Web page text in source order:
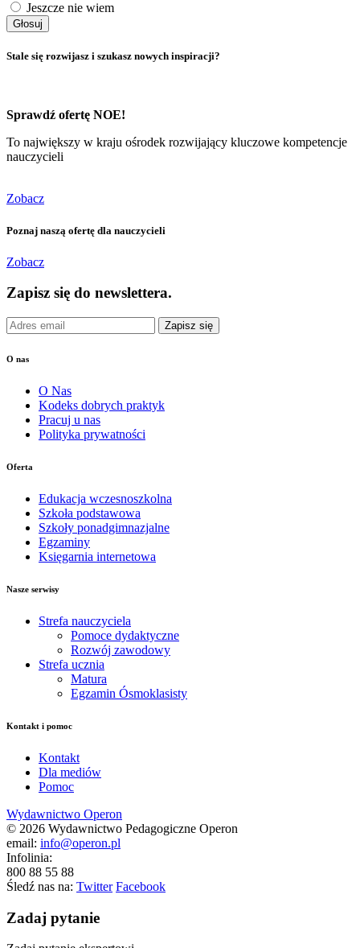
Jeszcze nie wiem
Głosuj
Stale się rozwijasz i szukasz nowych inspiracji?
Sprawdź ofertę NOE!
To największy w kraju ośrodek rozwijający kluczowe kompetencje
nauczycieli
Zobacz
Poznaj naszą ofertę dla nauczycieli
Zobacz
Zapisz się do newslettera.
Zapisz się
O nas
O Nas
Kodeks dobrych praktyk
Pracuj u nas
Polityka prywatności
Oferta
Edukacja wczesnoszkolna
Szkoła podstawowa
Szkoły ponadgimnazjalne
Egzaminy
Księgarnia internetowa
Nasze serwisy
Strefa nauczyciela
Pomoce dydaktyczne
Rozwój zawodowy
Strefa ucznia
Matura
Egzamin Ósmoklasisty
Kontakt i pomoc
Kontakt
Dla mediów
Pomoc
Wydawnictwo Operon
© 2026 Wydawnictwo Pedagogiczne Operon
email: info@operon.pl
Infolinia:
800 88 55 88
Śledź nas na: Twitter Facebook
Zadaj pytanie